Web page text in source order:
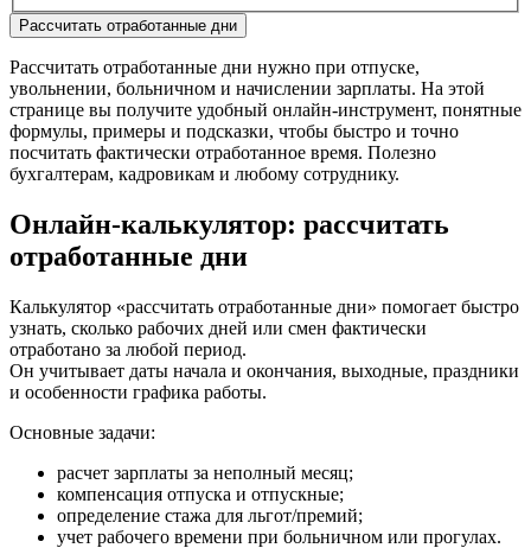
Рассчитать отработанные дни
Рассчитать отработанные дни нужно при отпуске,
увольнении, больничном и начислении зарплаты. На этой
странице вы получите удобный онлайн‑инструмент, понятные
формулы, примеры и подсказки, чтобы быстро и точно
посчитать фактически отработанное время. Полезно
бухгалтерам, кадровикам и любому сотруднику.
Онлайн‑калькулятор: рассчитать
отработанные дни
Калькулятор «рассчитать отработанные дни» помогает быстро
узнать, сколько рабочих дней или смен фактически
отработано за любой период.
Он учитывает даты начала и окончания, выходные, праздники
и особенности графика работы.
Основные задачи:
расчет зарплаты за неполный месяц;
компенсация отпуска и отпускные;
определение стажа для льгот/премий;
учет рабочего времени при больничном или прогулах.